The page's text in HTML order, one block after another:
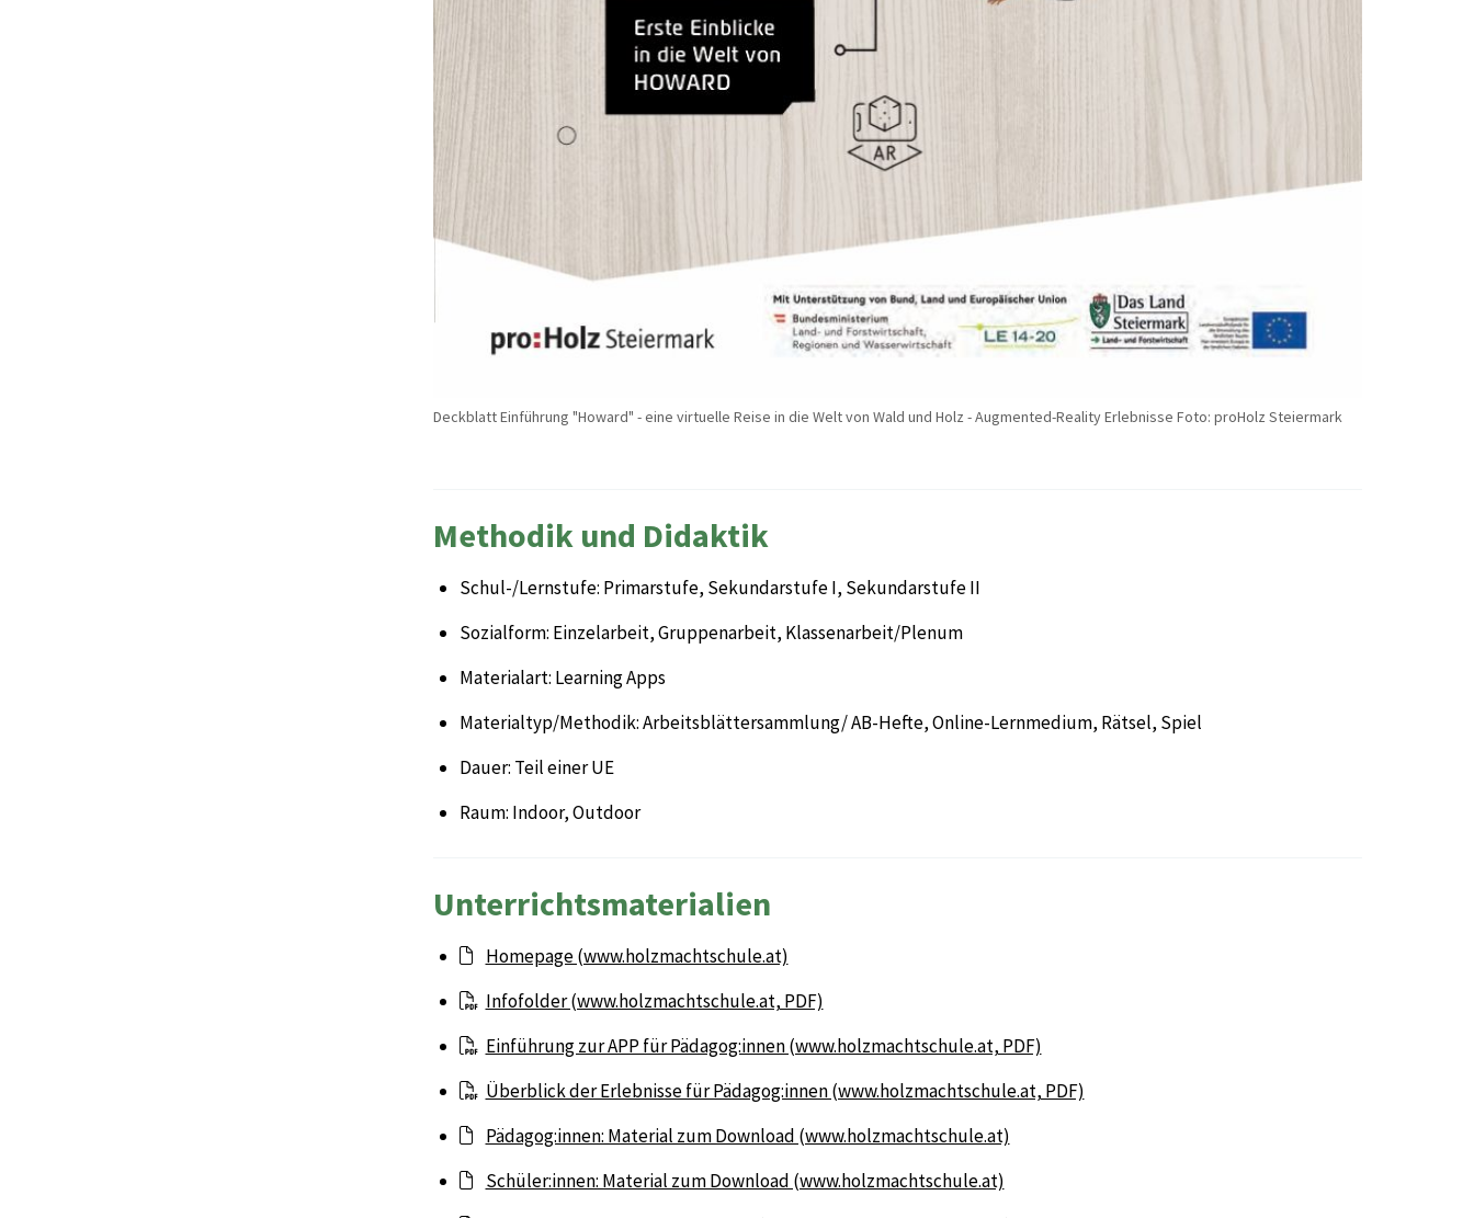
Deckblatt Einführung "Howard" - eine virtuelle Reise in die Welt von Wald und Holz - Augmented-Reality Erlebnisse Foto: proHolz Steiermark
Methodik und Didaktik
Schul-/Lernstufe: Primarstufe, Sekundarstufe I, Sekundarstufe II
Sozialform: Einzelarbeit, Gruppenarbeit, Klassenarbeit/Plenum
Materialart: Learning Apps
Materialtyp/Methodik: Arbeitsblättersammlung/ AB-Hefte, Online-Lernmedium, Rätsel, Spiel
Dauer: Teil einer UE
Raum: Indoor, Outdoor
Unterrichtsmaterialien
Homepage (www.holzmachtschule.at)
Infofolder (www.holzmachtschule.at, PDF)
Einführung zur APP für Pädagog:innen (www.holzmachtschule.at, PDF)
Überblick der Erlebnisse für Pädagog:innen (www.holzmachtschule.at, PDF)
Pädagog:innen: Material zum Download (www.holzmachtschule.at)
Schüler:innen: Material zum Download (www.holzmachtschule.at)